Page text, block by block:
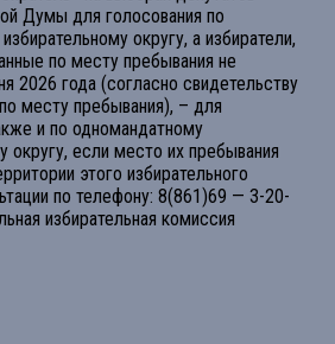
Думы для голосования по
округу, а избиратели,
по месту пребывания не
2026 года (согласно свидетельству
месту пребывания), – для
и по одномандатному
округу, если место их пребывания
этого избирательного
по телефону: 8(861)69 — 3-20-
избирательная комиссия